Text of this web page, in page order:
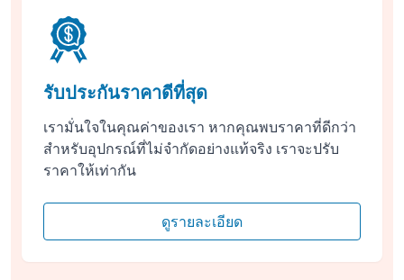
รับประกันราคาดีที่สุด
เรามั่นใจในคุณค่าของเรา หากคุณพบราคาที่ดีกว่า
สำหรับอุปกรณ์ที่ไม่จำกัดอย่างแท้จริง เราจะปรับ
ราคาให้เท่ากัน
ดูรายละเอียด